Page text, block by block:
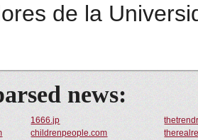
de la
news:
1666.jp
childrenpeople.com